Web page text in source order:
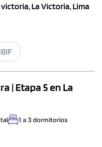
La Victoria, Lima
| Etapa 5 en La
1 a 3 dormitorios